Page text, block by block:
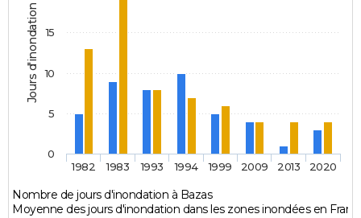
Jours d'inondation
Nombre de jours d'inondation à Bazas
Moyenne des jours d'inondation dans les zones inondées en
1982 1983 1993 1994 1999 2009 2013 2020
0
5
10
15